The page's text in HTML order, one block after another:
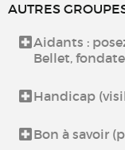
AUTRES
Aidants :
Bellet,
Handicap
Bon à savoir